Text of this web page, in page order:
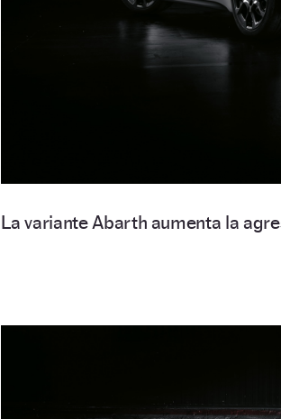
La variante Abarth aumenta la